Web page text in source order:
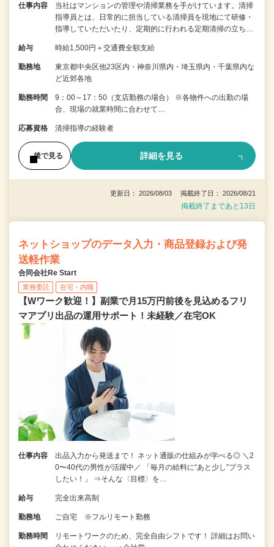
仕事内容
当社はマンションの管理や清掃業務を手がけています。清掃
指導員とは、日常的に担当している清掃員を現地にて研修・
指導していただいたり、定期的に行われる定期清掃の立ち…
給与 時給1,500円＋交通費全額支給
勤務地
東京都中央区他23区内・神奈川県内・埼玉県内・千葉県内な
ど近郊各地
勤務時間
9：00～17：50（支店勤務の場合） ※各物件への出勤の場
合、現場の就業時間に合わせて…
応募資格 清掃指導の経験者
後で見る 詳細を見る
更新日： 2026/08/03 掲載終了日： 2026/08/21
掲載終了まであと13日
ネットショップのデータ入力・商品登録および発
送軽作業
合同会社Re Start
業務委託 在宅・内職
【Wワーク歓迎！】副業で月15万円前後を見込めるフリ
マアプリ出品の運用サポート！未経験／在宅OK
仕事内容
出品入力から発送まで！ ネット通販の仕組みが学べる◎ ＼2
0〜40代の男性が活躍中／ 「毎月の給料に“あと少し”プラス
したい！」 ⇒そんな〈目標〉を…
給与 完全出来高制
勤務地 ご自宅 ※フルリモート勤務
勤務時間
リモートワークのため、完全自由シフトです！ 詳細はお問い